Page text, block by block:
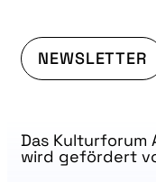
NEWSLETTER
Das Kulturforum
wird gefördert